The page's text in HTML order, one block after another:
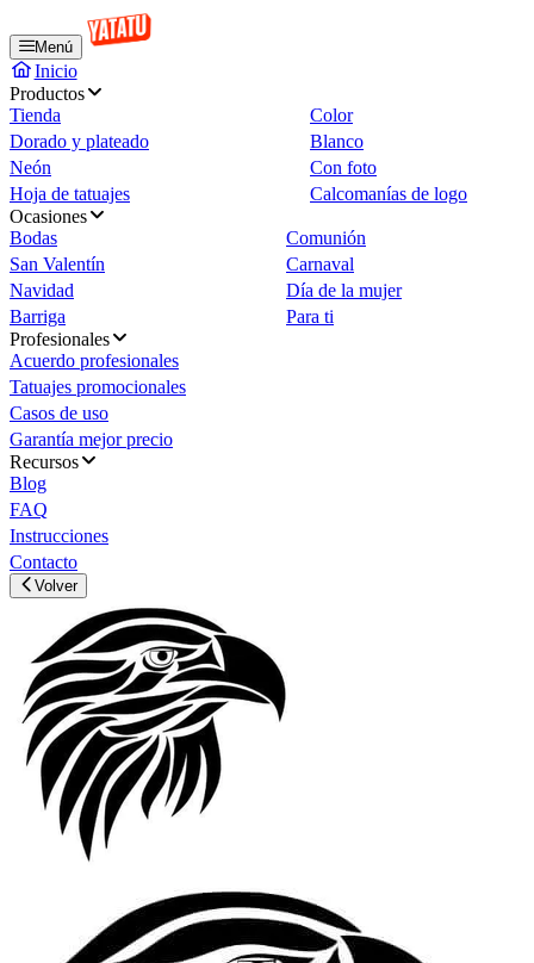
Menú
Inicio
Productos
Tienda
Color
Dorado y plateado
Blanco
Neón
Con foto
Hoja de tatuajes
Calcomanías de logo
Ocasiones
Bodas
Comunión
San Valentín
Carnaval
Navidad
Día de la mujer
Barriga
Para ti
Profesionales
Acuerdo profesionales
Tatuajes promocionales
Casos de uso
Garantía mejor precio
Recursos
Blog
FAQ
Instrucciones
Contacto
Volver